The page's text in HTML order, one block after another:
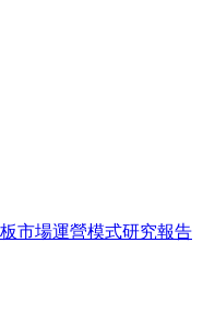
市場運營模式研究報告